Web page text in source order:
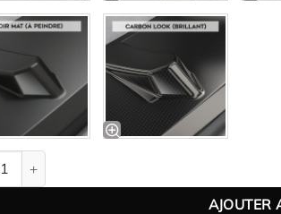
de Bas de caisse (la paire) pour Audi S3
AJOUTER